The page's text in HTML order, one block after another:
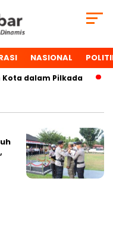
NASIONAL
dalam Pilkada